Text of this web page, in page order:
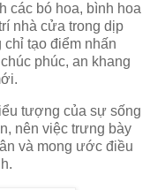
các bó hoa, bình hoa
nhà cửa trong dịp
tạo điểm nhấn
phúc, an khang
tượng của sự sống
nên việc trưng bày
và mong ước điều